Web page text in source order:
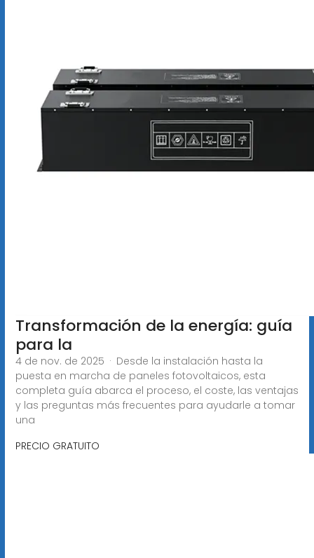
Transformación de la energía: guía
para la
4 de nov. de 2025 · Desde la instalación hasta la
puesta en marcha de paneles fotovoltaicos, esta
completa guía abarca el proceso, el coste, las ventajas
y las preguntas más frecuentes para ayudarle a tomar
una
PRECIO GRATUITO